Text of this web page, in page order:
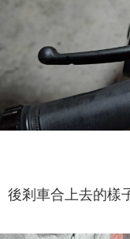
後剎車合上去的樣